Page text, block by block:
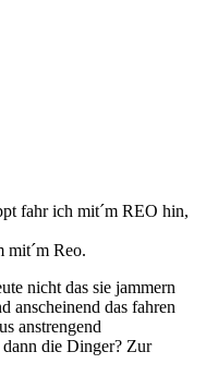
fahr ich mit´m REO hin,
mit´m Reo.
nicht das sie jammern
anscheinend das fahren
anstrengend
die Dinger? Zur